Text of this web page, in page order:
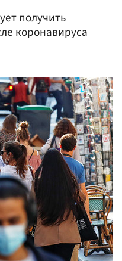
получить
коронавируса